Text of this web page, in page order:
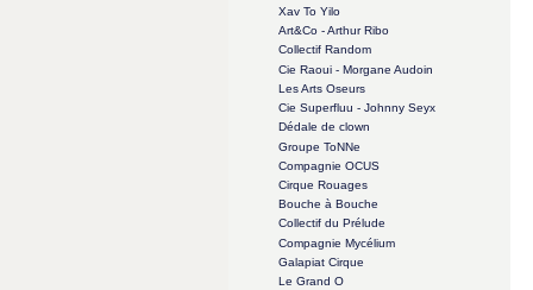
Xav To Yilo
Art&Co - Arthur Ribo
Collectif Random
Cie Raoui - Morgane Audoin
Les Arts Oseurs
Cie Superfluu - Johnny Seyx
Dédale de clown
Groupe ToNNe
Compagnie OCUS
Cirque Rouages
Bouche à Bouche
Collectif du Prélude
Compagnie Mycélium
Galapiat Cirque
Le Grand O